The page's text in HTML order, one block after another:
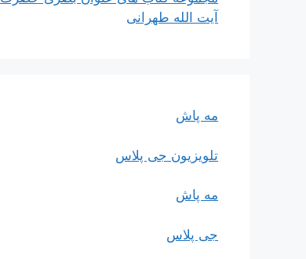
آیت الله طهرانی
مه پاش
تلویزیون جی پلاس
مه پاش
جی پلاس